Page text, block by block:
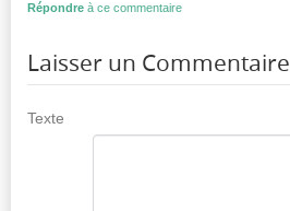
Répondre à ce commentaire
Laisser un Commentaire
Texte